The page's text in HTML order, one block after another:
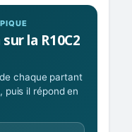
la R10C2
chaque partant
puis il répond en